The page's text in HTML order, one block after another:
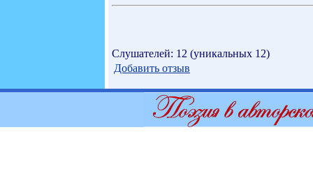
Слушателей: 12 (уникальных 12)
Добавить отзыв